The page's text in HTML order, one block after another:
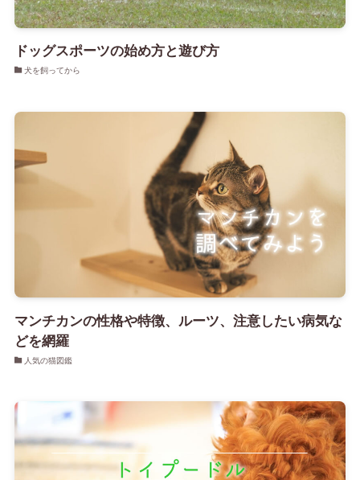
ドッグスポーツの始め方と遊び方
犬を飼ってから
マンチカンの性格や特徴、ルーツ、注意したい病気な
どを網羅
人気の猫図鑑